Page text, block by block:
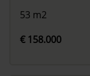
53 m2
€ 158.000